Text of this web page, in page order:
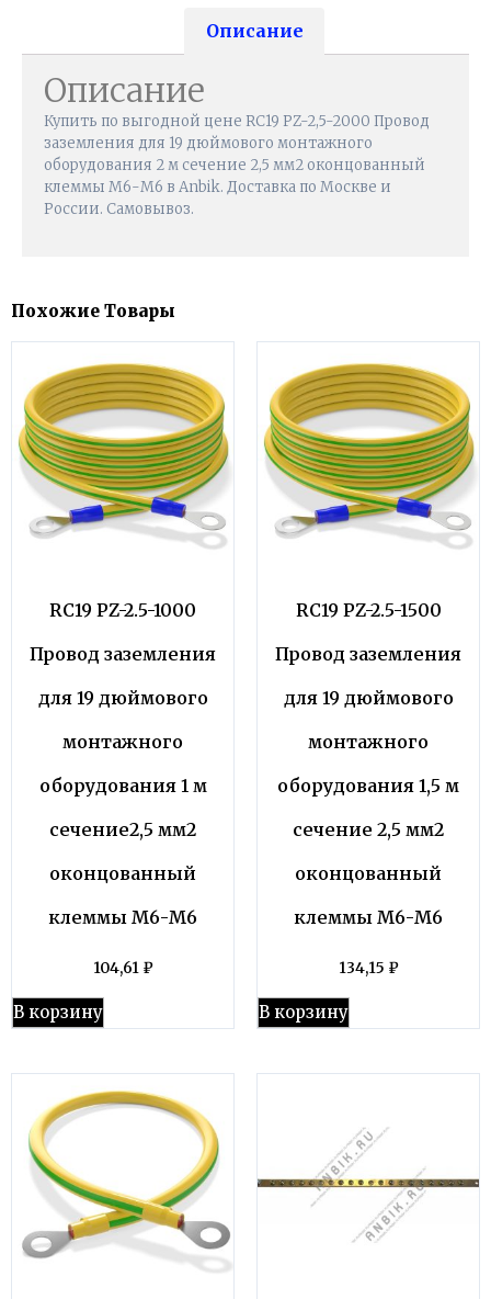
Описание
Описание
Купить по выгодной цене RC19 PZ-2,5-2000 Провод
заземления для 19 дюймового монтажного
оборудования 2 м сечение 2,5 мм2 оконцованный
клеммы М6-М6 в Anbik. Доставка по Москве и
России. Самовывоз.
Похожие Товары
RC19 PZ-2.5-1000
Провод заземления
для 19 дюймового
монтажного
оборудования 1 м
сечение2,5 мм2
оконцованный
клеммы М6-М6
104,61 ₽
В корзину
RC19 PZ-2.5-1500
Провод заземления
для 19 дюймового
монтажного
оборудования 1,5 м
сечение 2,5 мм2
оконцованный
клеммы М6-М6
134,15 ₽
В корзину